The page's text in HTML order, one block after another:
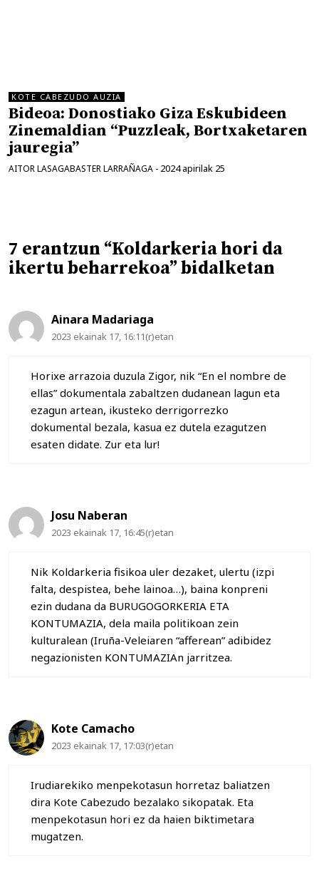
KOTE CABEZUDO AUZIA
Bideoa: Donostiako Giza Eskubideen
Zinemaldian “Puzzleak, Bortxaketaren
jauregia”
AITOR LASAGABASTER LARRAÑAGA - 2024 apirilak 25
7 erantzun “Koldarkeria hori da
ikertu beharrekoa” bidalketan
Ainara Madariaga
2023 ekainak 17, 16:11(r)etan
Horixe arrazoia duzula Zigor, nik “En el nombre de
ellas” dokumentala zabaltzen dudanean lagun eta
ezagun artean, ikusteko derrigorrezko
dokumental bezala, kasua ez dutela ezagutzen
esaten didate. Zur eta lur!
Josu Naberan
2023 ekainak 17, 16:45(r)etan
Nik Koldarkeria fisikoa uler dezaket, ulertu (izpi
falta, despistea, behe lainoa…), baina konpreni
ezin dudana da BURUGOGORKERIA ETA
KONTUMAZIA, dela maila politikoan zein
kulturalean (Iruña-Veleiaren “afferean” adibidez
negazionisten KONTUMAZIAn jarritzea.
Kote Camacho
2023 ekainak 17, 17:03(r)etan
Irudiarekiko menpekotasun horretaz baliatzen
dira Kote Cabezudo bezalako sikopatak. Eta
menpekotasun hori ez da haien biktimetara
mugatzen.